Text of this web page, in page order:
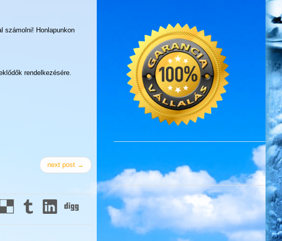
számolni! Honlapunkon
rendelkezésére.
next post →